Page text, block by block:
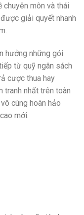
chuyên môn và thái
giải quyết nhanh
hưởng những gói
từ quỹ ngân sách
cược thua hay
tranh nhất trên toàn
cùng hoàn hảo
mới.